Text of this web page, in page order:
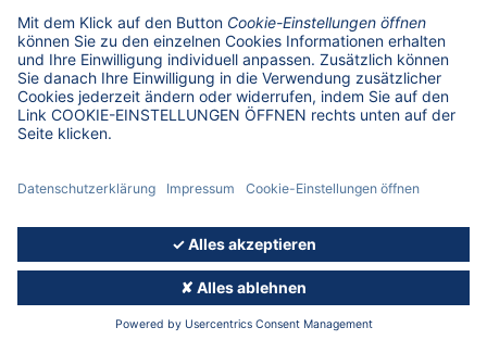
Wir über uns
DAT Historie
Nachhaltigkeit
Informationssicherheit
Anfahrt
Lizenzhinweise Dritter
© 2026, Deutsche Automobil Treuhand GmbH - Version 5.11.09
DATENSCHUTZ COOKIE-EINSTELLUNGEN ÖFFNEN